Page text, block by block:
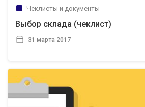
Чеклисты и документы
Выбор склада (чеклист)
31 марта 2017